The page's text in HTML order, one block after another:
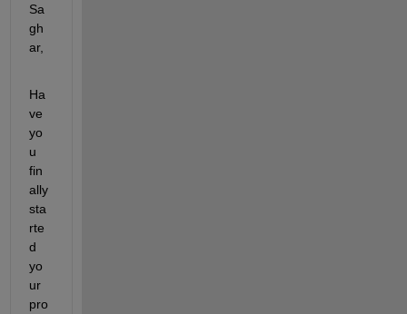
Sa
gh
ar,
Ha
ve
yo
u
fin
ally
sta
rte
d
yo
ur
pro